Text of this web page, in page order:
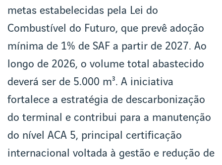
metas estabelecidas pela Lei do
Combustível do Futuro, que prevê adoção
mínima de 1% de SAF a partir de 2027. Ao
longo de 2026, o volume total abastecido
deverá ser de 5.000 m³. A iniciativa
fortalece a estratégia de descarbonização
do terminal e contribui para a manutenção
do nível ACA 5, principal certificação
internacional voltada à gestão e redução de